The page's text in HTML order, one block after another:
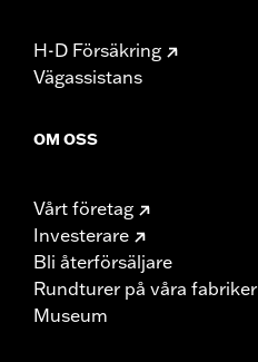
H-D Försäkring
Vägassistans
OM OSS
Vårt företag
Investerare
Bli återförsäljare
Rundturer på våra fabriker
Museum